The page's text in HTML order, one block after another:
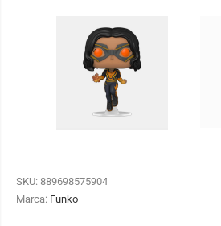
SKU: 889698575904
Marca: Funko